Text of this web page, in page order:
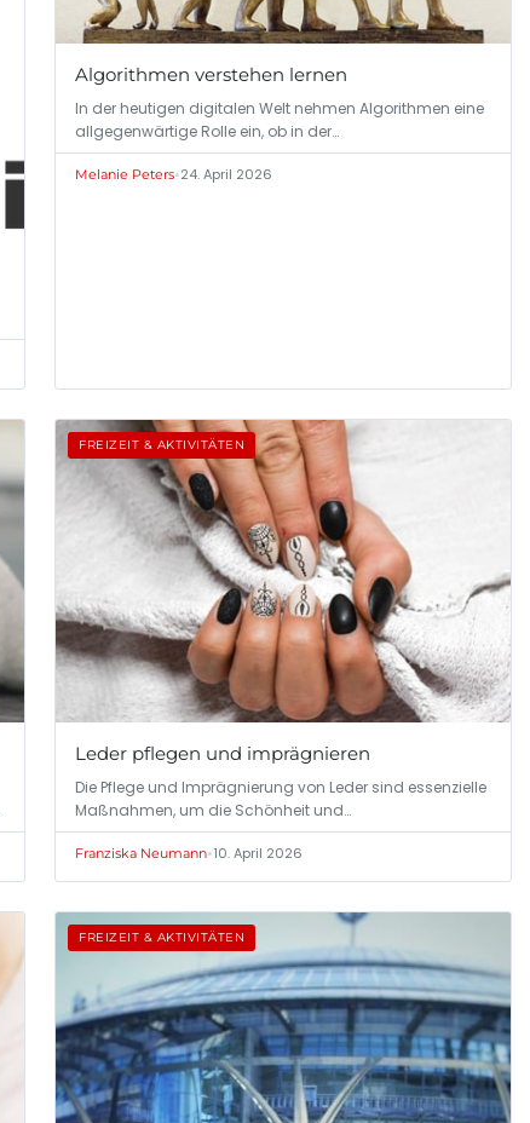
Algorithmen verstehen lernen
In der heutigen digitalen Welt nehmen Algorithmen eine
allgegenwärtige Rolle ein, ob in der…
Melanie Peters•24. April 2026
FREIZEIT & AKTIVITÄTEN
Leder pflegen und imprägnieren
Die Pflege und Imprägnierung von Leder sind essenzielle
Maßnahmen, um die Schönheit und…
Franziska Neumann•10. April 2026
FREIZEIT & AKTIVITÄTEN